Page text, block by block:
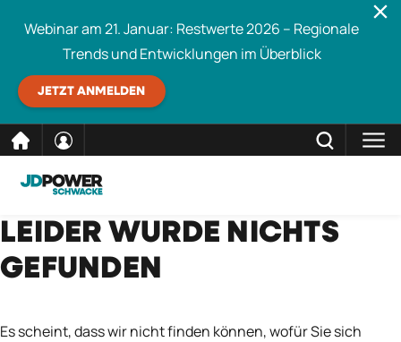
direkt
zum
Inhalt
Webinar am 21. Januar: Restwerte 2026 – Regionale
Trends und Entwicklungen im Überblick
JETZT ANMELDEN
Schwacke durchsuchen SCHLIESSEN
LEIDER WURDE NICHTS
GEFUNDEN
Es scheint, dass wir nicht finden können, wofür Sie sich